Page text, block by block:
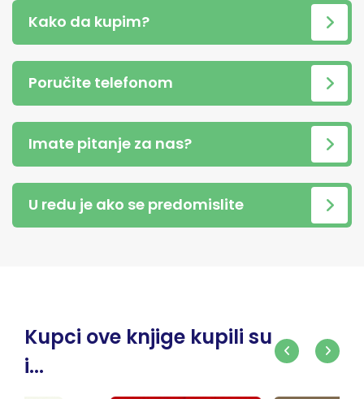
Kako da kupim?
Poručite telefonom
Imate pitanje za nas?
U redu je ako se predomislite
Kupci ove knjige kupili su
i...